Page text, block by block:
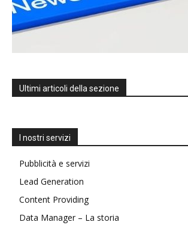
Ultimi articoli della sezione
I nostri servizi
Pubblicità e servizi
Lead Generation
Content Providing
Data Manager – La storia